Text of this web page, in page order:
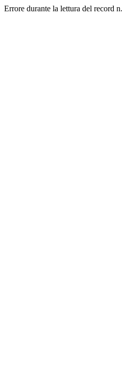
Errore durante la lettura del record